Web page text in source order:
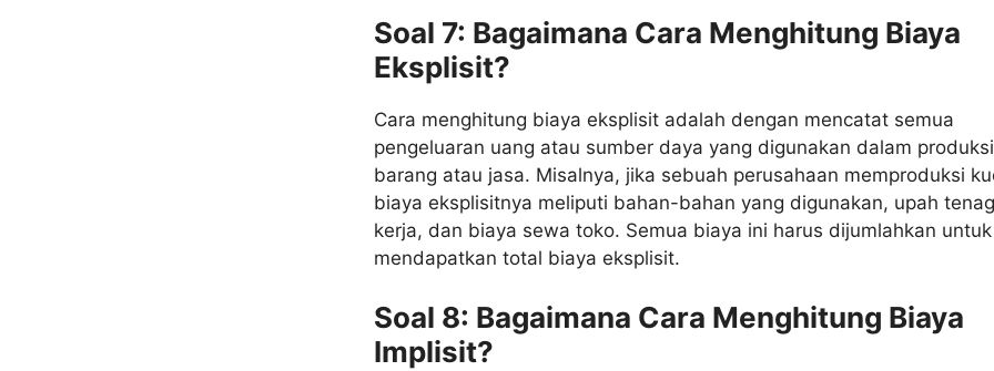
Soal 7: Bagaimana Cara Menghitung Biaya
Eksplisit?
Cara menghitung biaya eksplisit adalah dengan mencatat semua
pengeluaran uang atau sumber daya yang digunakan dalam produksi
barang atau jasa. Misalnya, jika sebuah perusahaan memproduksi
biaya eksplisitnya meliputi bahan-bahan yang digunakan, upah
kerja, dan biaya sewa toko. Semua biaya ini harus dijumlahkan untuk
mendapatkan total biaya eksplisit.
Soal 8: Bagaimana Cara Menghitung Biaya
Implisit?